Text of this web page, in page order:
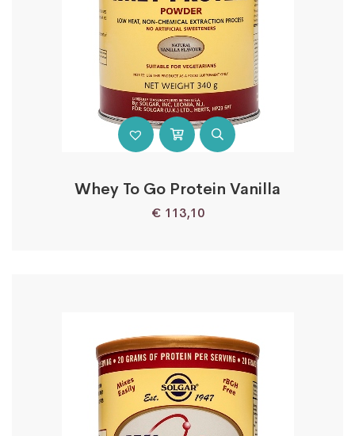
Whey To Go Protein Vanilla
€ 113,10